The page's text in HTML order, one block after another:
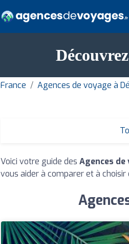
France Agences de voyage à
Voici votre guide des Agences de
vous aider à comparer et à